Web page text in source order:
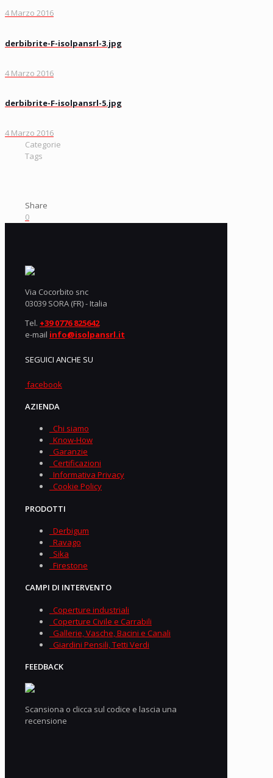
4 Marzo 2016
derbibrite-F-isolpansrl-3.jpg
4 Marzo 2016
derbibrite-F-isolpansrl-5.jpg
4 Marzo 2016
Categorie
Tags
Share
0
Via Cocorbito snc
03039 SORA (FR) - Italia
Tel. +39 0776 825642
e-mail info@isolpansrl.it
SEGUICI ANCHE SU
facebook
AZIENDA
Chi siamo
Know-How
Garanzie
Certificazioni
Informativa Privacy
Cookie Policy
PRODOTTI
Derbigum
Ravago
Sika
Firestone
CAMPI DI INTERVENTO
Coperture industriali
Coperture Civile e Carrabili
Gallerie, Vasche, Bacini e Canali
Giardini Pensili, Tetti Verdi
FEEDBACK
Scansiona o clicca sul codice e lascia una
recensione